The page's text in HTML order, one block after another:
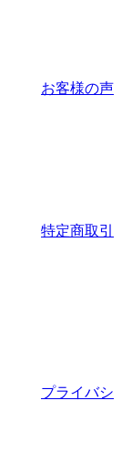
お客様の声
特定商取引
プライバシ